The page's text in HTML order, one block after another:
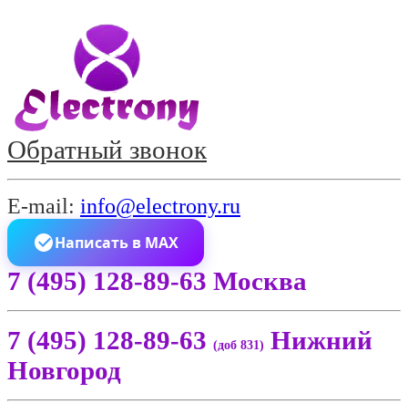
Обратный звонок
E-mail: info@electrony.ru
Написать в MAX
7 (495) 128-89-63 Москва
7 (495) 128-89-63 (доб 831) Нижний
Новгород